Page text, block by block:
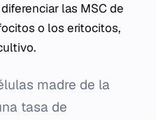
las MSC de
o los eritocitos,
madre de la
tasa de